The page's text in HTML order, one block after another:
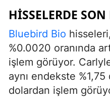
HISSELERDE
Bluebird Bio
%0.0020 oranında
işlem görüyor.
aynı endekste
dolardan işlem